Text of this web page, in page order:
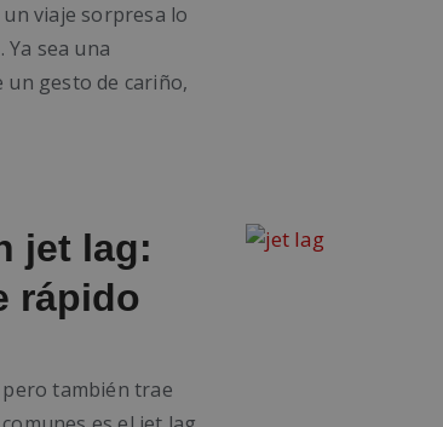
viaje sorpresa lo
sea una
gesto de cariño,
jet lag:
rápido
también trae